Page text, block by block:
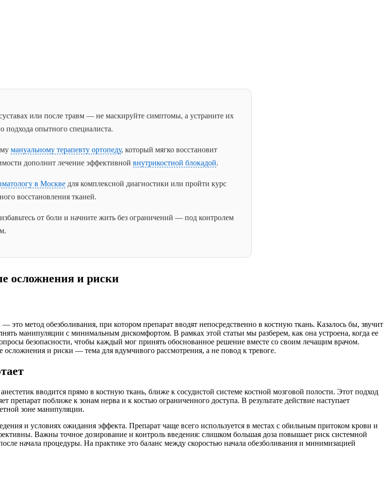
или после травм — не маскируйте симптомы, а устраните их
опытного специалиста.
мануальному терапевту ортопеду, который мягко восстановит
дополнит лечение эффективной внутрикостной блокадой.
в Москве для комплексной диагностики или пройти курс
восстановления тканей.
от боли и начните жить без ограничений — под контролем
осложнения и риски
метод обезболивания, при котором препарат вводят непосредственно в костную ткань. Казалось бы, звучит
манипуляции с минимальным дискомфортом. В рамках этой статьи мы разберем, как она устроена, когда ее
безопасности, чтобы каждый мог принять обоснованное решение вместе со своим лечащим врачом.
и риски — тема для вдумчивого рассмотрения, а не повод к тревоге.
вводится прямо в костную ткань, ближе к сосудистой системе костной мозговой полости. Этот подход
поближе к зонам нерва и к костью ограниченного доступа. В результате действие наступает
зоне манипуляции.
и условиях ожидания эффекта. Препарат чаще всего используется в местах с обильным притоком крови и
Важны точное дозирование и контроль введения: слишком большая доза повышает риск системной
начала процедуры. На практике это баланс между скоростью начала обезболивания и минимизацией